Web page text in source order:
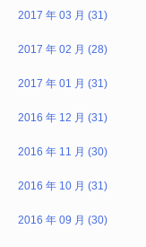
2017 年 03 月 (31)
2017 年 02 月 (28)
2017 年 01 月 (31)
2016 年 12 月 (31)
2016 年 11 月 (30)
2016 年 10 月 (31)
2016 年 09 月 (30)